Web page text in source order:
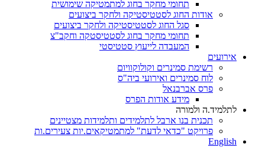
תחומי מחקר בחוג למתמטיקה שימושית
אודות החוג לסטטיסטיקה ולחקר ביצועים
סגל החוג לסטטיסטיקה ולחקר ביצועים
תחומי מחקר בחוג לסטטיסטקה וחקב"צ
המעבדה לייעוץ סטטיסטי
אירועים
רשימת סמינרים וקולוקוויום
לוח סמינרים ואירועי ביה"ס
פרס אברבנאל
מידע אודות הפרס
לתלמיד.ה ולמורה
תכנית בנו ארבל לתלמידים ותלמידות מצטיינים
פרויקט "כדאי לדעת" למתמטיקאים.יות צעירים.ות
English